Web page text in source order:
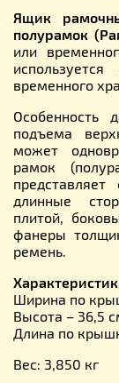
Ящик
полурамок
или
временного
подъема
может
рамок
длинные
плитой,
фанеры
ремень.
Ширина по
Высота – 36,5
Длина по
Вес: 3,850 кг